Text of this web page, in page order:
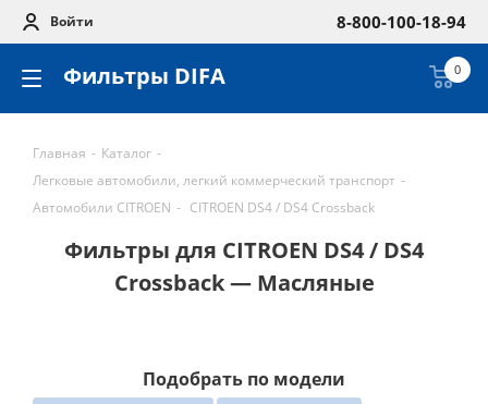
Войти 8-800-100-18-94
Фильтры DIFA 0
Главная - Каталог -
Легковые автомобили, легкий коммерческий транспорт -
Автомобили CITROEN - CITROEN DS4 / DS4 Crossback
Фильтры для CITROEN DS4 / DS4
Crossback — Масляные
Подобрать по модели